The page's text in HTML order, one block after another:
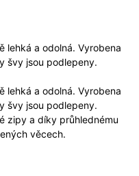
lehká a odolná. Vyrobena
švy jsou podlepeny.
lehká a odolná. Vyrobena
švy jsou podlepeny.
zipy a díky průhlednému
věcech.